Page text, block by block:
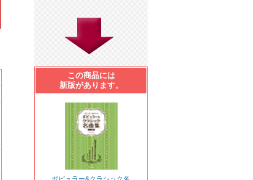
この商品には
新版があります。